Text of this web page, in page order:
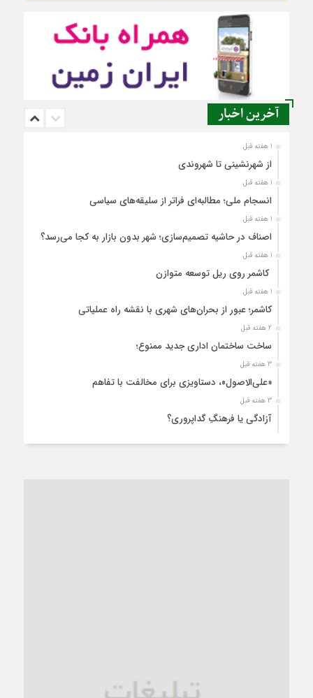
آخرین اخبار
1 هفته قبل
از شهرنشینی تا شهروندی
1 هفته قبل
انسجام ملی؛ مطالبه‌ای فراتر از سلیقه‌های سیاسی
1 هفته قبل
اصناف در حاشیه تصمیم‌سازی؛ شهر بدون بازار به کجا می‌رسد؟
1 هفته قبل
کاشمر روی ریل توسعه متوازن
1 هفته قبل
کاشمر؛ عبور از بحران‌های شهری با نقشه راه عملیاتی
2 هفته قبل
ساخت ساختمان اداری جدید ممنوع؛
3 هفته قبل
«علی‌الاصول»، دستاویزی برای مخالفت با تفاهم
3 هفته قبل
آزادگی یا فرهنگِ گداپروری؟
ترجیح عقلانیت ایرانی بر دیدگاه‌های آخرالزمانی